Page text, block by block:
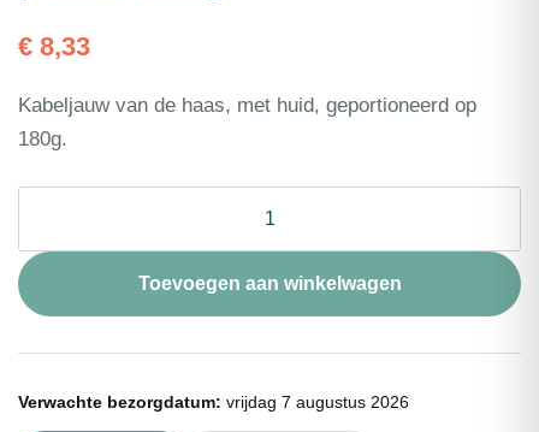
€ 8,33
Kabeljauw van de haas, met huid, geportioneerd op
180g.
vel
portie
180g
aantal
Toevoegen aan winkelwagen
Verwachte bezorgdatum: vrijdag 7 augustus 2026